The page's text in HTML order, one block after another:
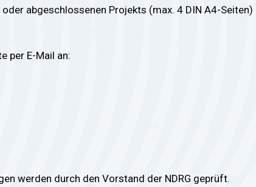
abgeschlossenen Projekts (max. 4 DIN A4-Seiten)
per E-Mail an:
werden durch den Vorstand der NDRG geprüft.